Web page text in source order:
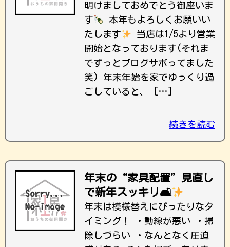
明けましておめでとう御座いま
す
本年もよろしくお願いい
たします
当店は1/5より営業
開始となっております(それま
でずっとブログサボってました
笑) 年末年始を家でゆっくり過
ごしていると、 […]
続きを読む
年末の“家具配置”見直し
で新年スッキリ🛋
年末は模様替えにぴったりなタ
イミング！ ・動線が悪い ・掃
除しづらい ・なんとなく圧迫